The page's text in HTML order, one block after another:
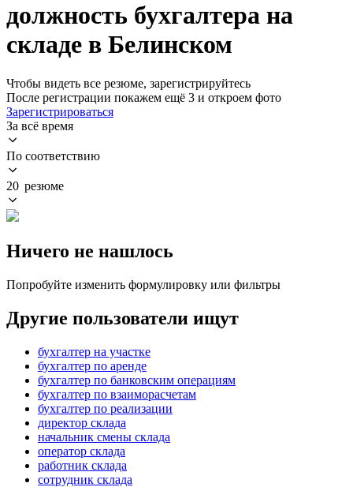
должность бухгалтера на
складе в Белинском
Чтобы видеть все резюме, зарегистрируйтесь
После регистрации покажем ещё 3 и откроем фото
Зарегистрироваться
За всё время
По соответствию
20 резюме
Ничего не нашлось
Попробуйте изменить формулировку или фильтры
Другие пользователи ищут
бухгалтер на участке
бухгалтер по аренде
бухгалтер по банковским операциям
бухгалтер по взаиморасчетам
бухгалтер по реализации
директор склада
начальник смены склада
оператор склада
работник склада
сотрудник склада